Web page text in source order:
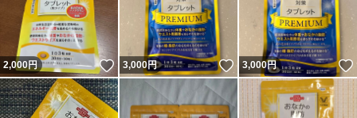
2,000円 いいね！
3,000円 いいね！
3,000円